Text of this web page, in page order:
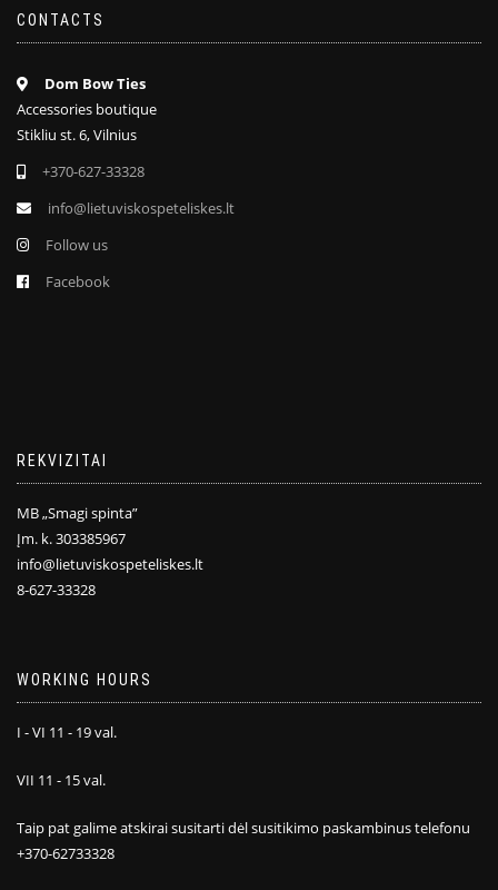
CONTACTS
Dom Bow Ties
Accessories boutique
Stikliu st. 6, Vilnius
+370-627-33328
info@lietuviskospeteliskes.lt
Follow us
Facebook
REKVIZITAI
MB „Smagi spinta”
Įm. k. 303385967
info@lietuviskospeteliskes.lt
8-627-33328
WORKING HOURS
I - VI 11 - 19 val.
VII 11 - 15 val.
Taip pat galime atskirai susitarti dėl susitikimo paskambinus telefonu
+370-62733328